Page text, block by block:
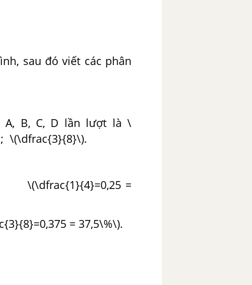
sau đó viết các phân
A, B, C, D lần lượt là \
\(\dfrac{3}{8}\).
=
= 37,5\%\).